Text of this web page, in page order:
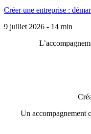
Créer une entreprise :
9 juillet 2026 - 14 min
Un accompagnement